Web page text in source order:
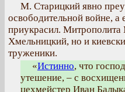
М. Старицкий явно
освободительной войне, а
приукрасил. Митрополита
Хмельницкий, но и
труженики.
«Истинно, что
утешение, – с
цехмейстер Иван